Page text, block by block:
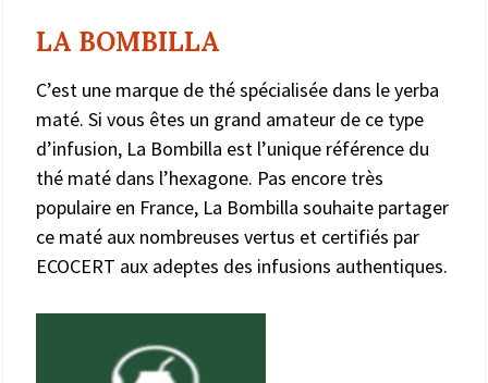
LA BOMBILLA
C’est une marque de thé spécialisée dans le yerba
maté. Si vous êtes un grand amateur de ce type
d’infusion, La Bombilla est l’unique référence du
thé maté dans l’hexagone. Pas encore très
populaire en France, La Bombilla souhaite partager
ce maté aux nombreuses vertus et certifiés par
ECOCERT aux adeptes des infusions authentiques.